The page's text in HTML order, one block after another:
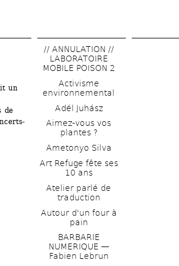
un
de
// ANNULATION //
LABORATOIRE
MOBILE POISON 2
Activisme
environnemental
Adél Juhász
Aimez-vous vos
plantes ?
Ametonyo Silva
Art Refuge fête ses
10 ans
Atelier parlé de
traduction
Autour d'un four à
pain
BARBARIE
NUMERIQUE —
Fabien Lebrun